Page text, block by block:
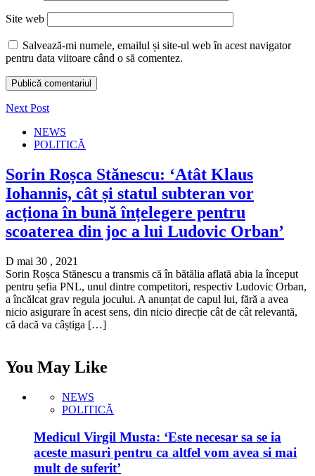
Site web
Salvează-mi numele, emailul și site-ul web în acest navigator
pentru data viitoare când o să comentez.
Next Post
NEWS
POLITICĂ
Sorin Roșca Stănescu: ‘Atât Klaus
Iohannis, cât și statul subteran vor
acționa în bună înțelegere pentru
scoaterea din joc a lui Ludovic Orban’
D mai 30 , 2021
Sorin Roșca Stănescu a transmis că în bătălia aflată abia la început
pentru șefia PNL, unul dintre competitori, respectiv Ludovic Orban,
a încălcat grav regula jocului. A anunțat de capul lui, fără a avea
nicio asigurare în acest sens, din nicio direcție cât de cât relevantă,
că dacă va câștiga […]
You May Like
NEWS
POLITICĂ
Medicul Virgil Musta: ‘Este necesar sa se ia
aceste masuri pentru ca altfel vom avea si mai
mult de suferit’